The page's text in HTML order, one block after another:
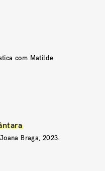
com Matilde
Braga, 2023.